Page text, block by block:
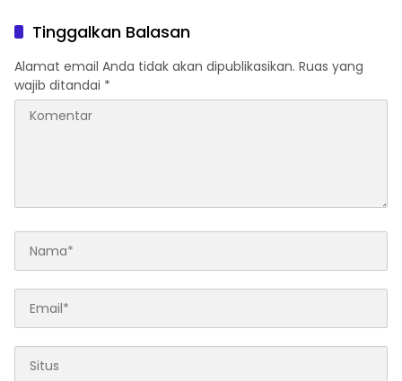
Keberagaman
Tinggalkan Balasan
Alamat email Anda tidak akan dipublikasikan. Ruas yang
wajib ditandai *